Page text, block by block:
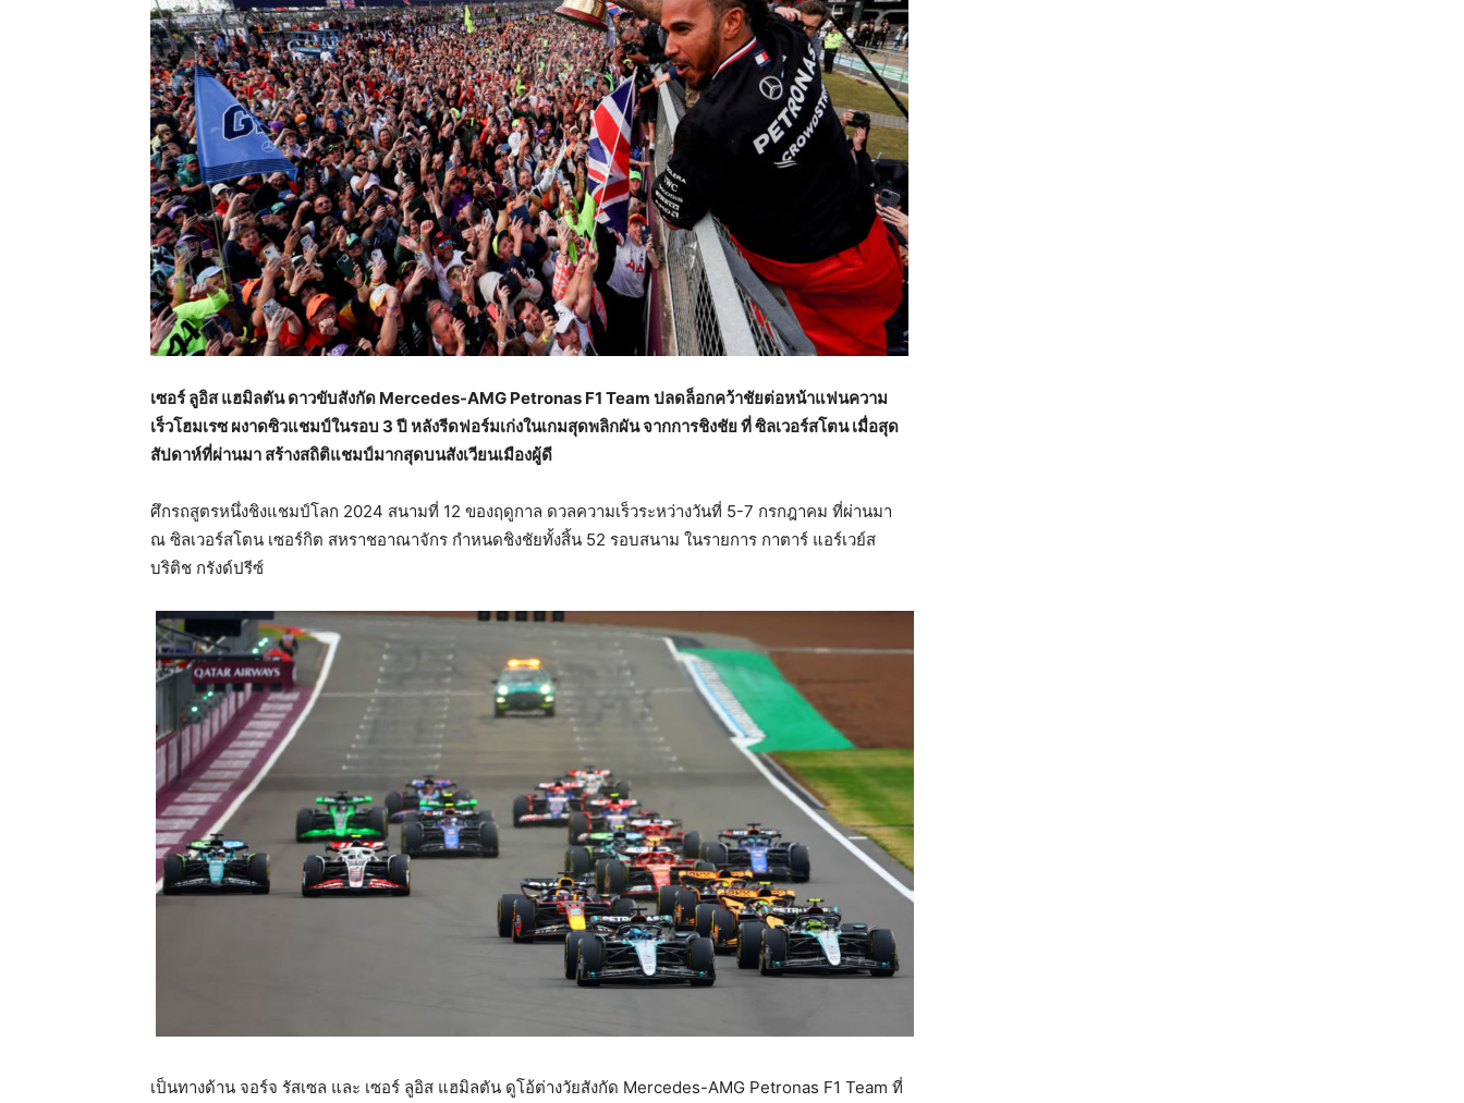
เซอร์ ลูอิส แฮมิลตัน ดาวขับสังกัด Mercedes-AMG Petronas F1 Team ปลดล็อกคว้าชัยต่อหน้าแฟนความ
เร็วโฮมเรซ ผงาดซิวแชมป์ในรอบ 3 ปี หลังรีดฟอร์มเก่งในเกมสุดพลิกผัน จากการชิงชัย ที่ ซิลเวอร์สโตน เมื่อสุด
สัปดาห์ที่ผ่านมา สร้างสถิติแชมป์มากสุดบนสังเวียนเมืองผู้ดี
ศึกรถสูตรหนึ่งชิงแชมป์โลก 2024 สนามที่ 12 ของฤดูกาล ดวลความเร็วระหว่างวันที่ 5-7 กรกฎาคม ที่ผ่านมา
ณ ซิลเวอร์สโตน เซอร์กิต สหราชอาณาจักร กำหนดชิงชัยทั้งสิ้น 52 รอบสนาม ในรายการ กาตาร์ แอร์เวย์ส
บริติช กรังด์ปรีซ์
เป็นทางด้าน จอร์จ รัสเซล และ เซอร์ ลูอิส แฮมิลตัน ดูโอ้ต่างวัยสังกัด Mercedes-AMG Petronas F1 Team ที่